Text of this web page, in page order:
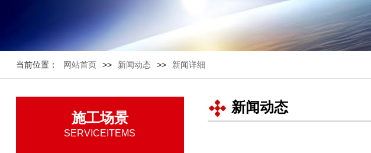
当前位置： 网站首页 >> 新闻动态 >> 新闻详细
施工场景
SERVICEITEMS
新闻动态